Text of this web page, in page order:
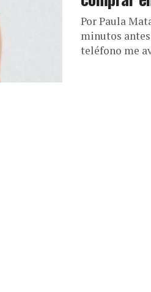
Por Paula
minutos
teléfono me